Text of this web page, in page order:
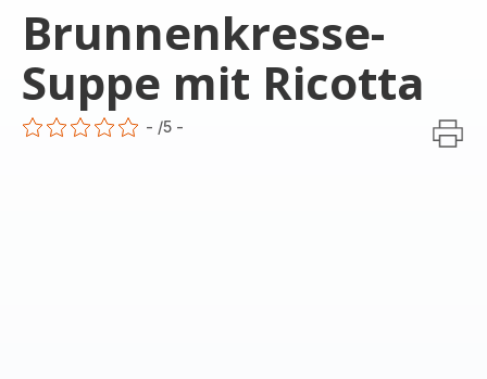
Brunnenkresse-
Suppe mit Ricotta
- /5 -